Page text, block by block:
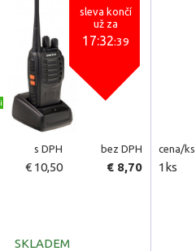
sleva končí
už za
17:32:38
s DPH bez DPH
€ 10,50 € 8,70
SKLADEM
cena/ks
1ks